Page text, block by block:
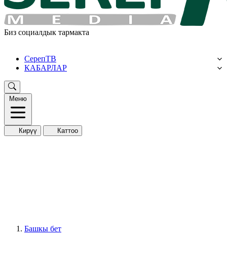
Биз социалдык тармакта
СерепТВ
КАБАРЛАР
Меню
Кирүү Каттоо
Башкы бет